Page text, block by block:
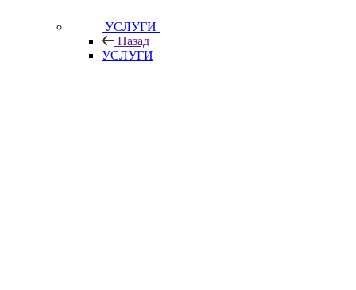
УСЛУГИ
Назад
УСЛУГИ